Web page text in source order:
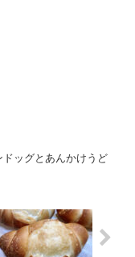
ッグとあんかけうど